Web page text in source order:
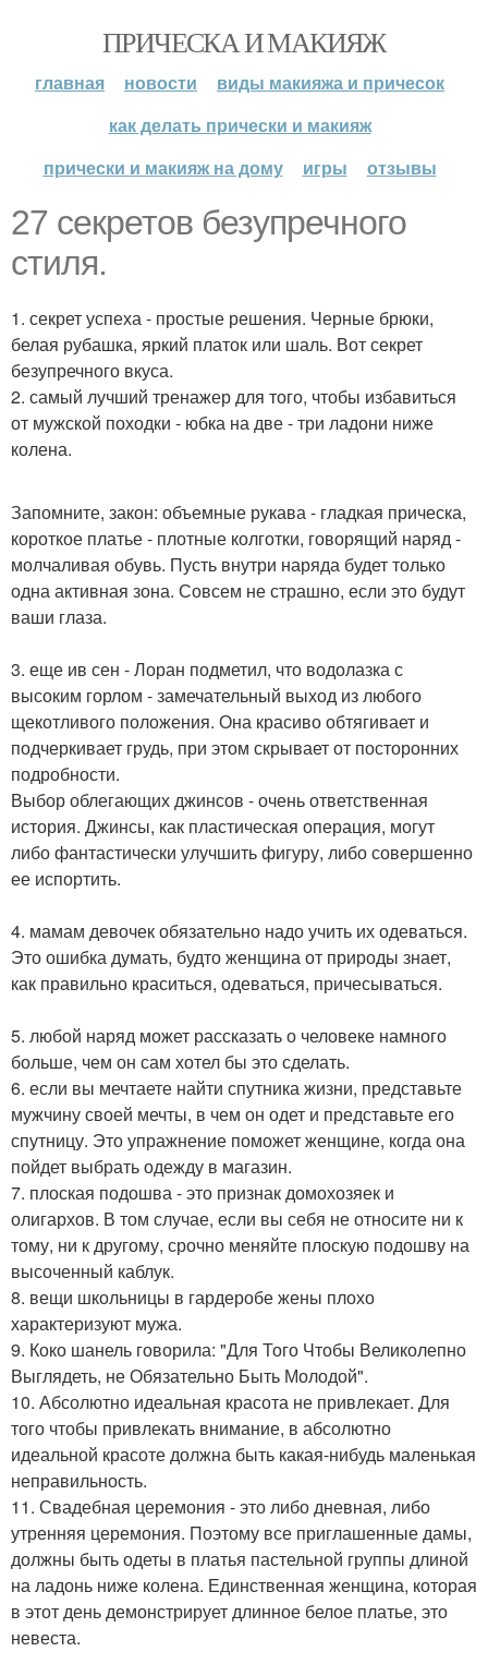
ПРИЧЕСКА И МАКИЯЖ
главная новости
виды макияжа и причесок
как делать прически и макияж
прически и макияж на дому
игры отзывы
27 секретов безупречного
стиля.
1. секрет успеха - простые решения. Черные брюки,
белая рубашка, яркий платок или шаль. Вот секрет
безупречного вкуса.
2. самый лучший тренажер для того, чтобы избавиться
от мужской походки - юбка на две - три ладони ниже
колена.
Запомните, закон: объемные рукава - гладкая прическа,
короткое платье - плотные колготки, говорящий наряд -
молчаливая обувь. Пусть внутри наряда будет только
одна активная зона. Совсем не страшно, если это будут
ваши глаза.
3. еще ив сен - Лоран подметил, что водолазка с
высоким горлом - замечательный выход из любого
щекотливого положения. Она красиво обтягивает и
подчеркивает грудь, при этом скрывает от посторонних
подробности.
Выбор облегающих джинсов - очень ответственная
история. Джинсы, как пластическая операция, могут
либо фантастически улучшить фигуру, либо совершенно
ее испортить.
4. мамам девочек обязательно надо учить их одеваться.
Это ошибка думать, будто женщина от природы знает,
как правильно краситься, одеваться, причесываться.
5. любой наряд может рассказать о человеке намного
больше, чем он сам хотел бы это сделать.
6. если вы мечтаете найти спутника жизни, представьте
мужчину своей мечты, в чем он одет и представьте его
спутницу. Это упражнение поможет женщине, когда она
пойдет выбрать одежду в магазин.
7. плоская подошва - это признак домохозяек и
олигархов. В том случае, если вы себя не относите ни к
тому, ни к другому, срочно меняйте плоскую подошву на
высоченный каблук.
8. вещи школьницы в гардеробе жены плохо
характеризуют мужа.
9. Коко шанель говорила: "Для Того Чтобы Великолепно
Выглядеть, не Обязательно Быть Молодой".
10. Абсолютно идеальная красота не привлекает. Для
того чтобы привлекать внимание, в абсолютно
идеальной красоте должна быть какая-нибудь маленькая
неправильность.
11. Свадебная церемония - это либо дневная, либо
утренняя церемония. Поэтому все приглашенные дамы,
должны быть одеты в платья пастельной группы длиной
на ладонь ниже колена. Единственная женщина, которая
в этот день демонстрирует длинное белое платье, это
невеста.